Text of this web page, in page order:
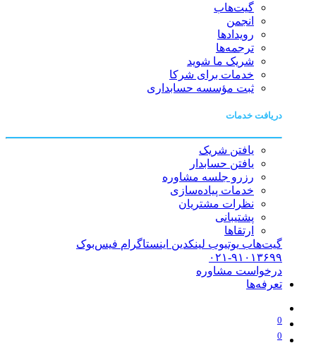
گیت‌هاب
انجمن
رویدادها
ترجمه‌ها
شریک ما شوید
خدمات برای شرکا
ثبت مؤسسه حسابداری
دریافت خدمات
یافتن شریک
یافتن حسابدار
رزرو جلسه مشاوره
خدمات پیاده‌سازی
نظرات مشتریان
پشتیبانی
ارتقاها
گیت‌هاب یوتیوب لینکدین اینستاگرام فیس‌بوک
۰۲۱-۹۱۰۱۳۶۹۹
درخواست مشاوره
تعرفه‌ها
0
0